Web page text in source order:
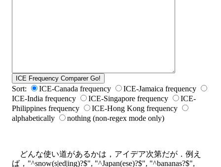
Sort: ICE-Canada frequency
ICE-Jamaica frequency
ICE-India frequency
ICE-Singapore frequency
ICE-
Philippines frequency
ICE-Hong Kong frequency
alphabetically
nothing (non-regex mode only)
どんな使い道があるかは，アイデア次第だが．例え
ば，"^snow(s|ed|ing)?$", "^Japan(ese)?$", "^bananas?$",